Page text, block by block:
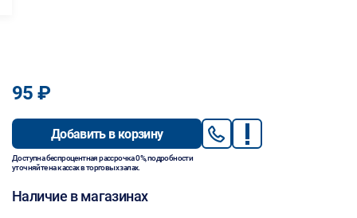
95 ₽
Добавить в корзину
Доступна беспроцентная рассрочка 0%, подробности
уточняйте на кассах в торговых залах.
Наличие в магазинах